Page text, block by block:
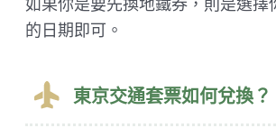
的日期即可。
東京交通套票如何兌換？